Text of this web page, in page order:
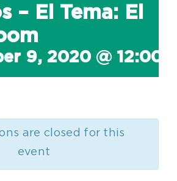
– El Tema: El
9, 2020 @ 12:00
are closed for this
event